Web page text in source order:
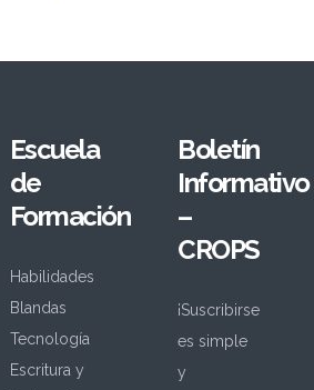
Escuela
de
Formación
Habilidades
Blandas
Tecnología
Escritura y
Boletín
Informativo
–
CROPS
¡Suscribirse
es simple
y